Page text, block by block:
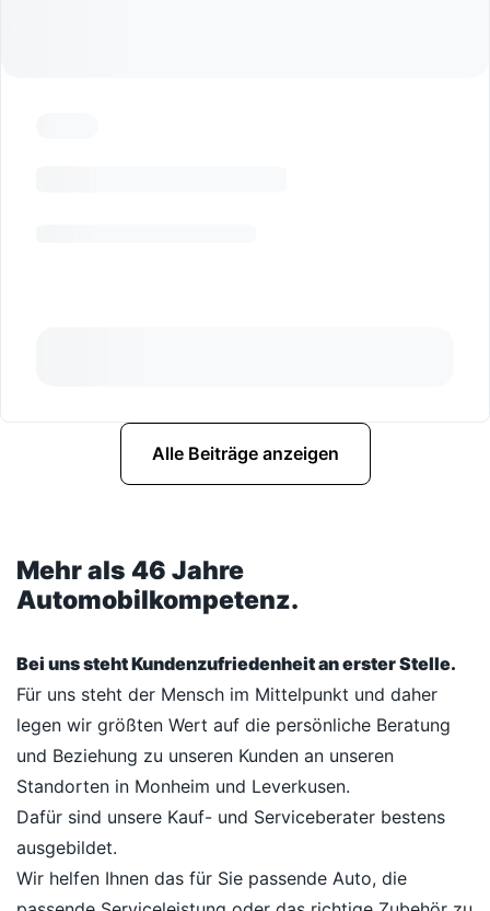
Alle Beiträge anzeigen
Mehr als 46 Jahre
Automobilkompetenz.
Bei uns steht Kundenzufriedenheit an erster Stelle.
Für uns steht der Mensch im Mittelpunkt und daher
legen wir größten Wert auf die persönliche Beratung
und Beziehung zu unseren Kunden an unseren
Standorten in Monheim und Leverkusen.
Dafür sind unsere Kauf- und Serviceberater bestens
ausgebildet.
Wir helfen Ihnen das für Sie passende Auto, die